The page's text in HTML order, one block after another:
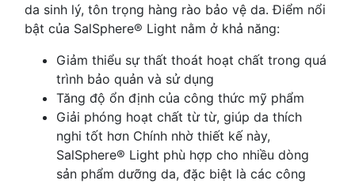
da sinh lý, tôn trọng hàng rào bảo vệ da. Điểm nổi
bật của SalSphere® Light nằm ở khả năng:
Giảm thiểu sự thất thoát hoạt chất trong quá
trình bảo quản và sử dụng
Tăng độ ổn định của công thức mỹ phẩm
Giải phóng hoạt chất từ từ, giúp da thích
nghi tốt hơn Chính nhờ thiết kế này,
SalSphere® Light phù hợp cho nhiều dòng
sản phẩm dưỡng da, đặc biệt là các công